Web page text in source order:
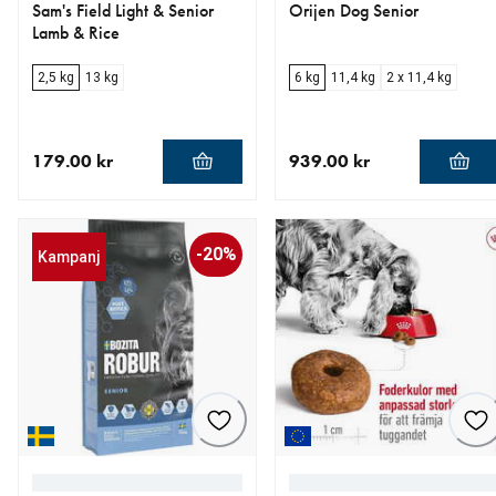
Sam's Field Light & Senior
Lamb & Rice
2,5 kg 13 kg
179.00 kr
Orijen Dog Senior
6 kg 11,4 kg 2 x 11,4 kg
939.00 kr
Kampanj -20%